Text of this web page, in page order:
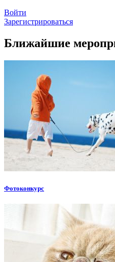
Войти
Зарегистрироваться
Ближайшие
Фотоконкурс